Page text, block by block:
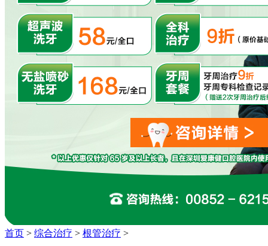
首页 > 综合治疗 > 根管治疗 >